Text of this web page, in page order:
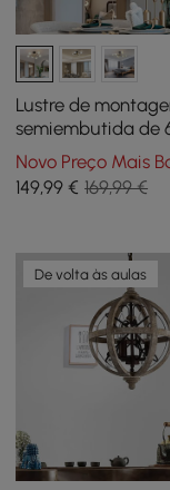
Lustre de
semiembutida de
em vidro branco
Novo Preço Mais
149,99 € 169,99 €
De volta às aulas